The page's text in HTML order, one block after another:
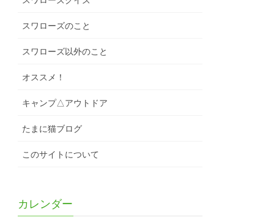
スワローズのこと
スワローズ以外のこと
オススメ！
キャンプ△アウトドア
たまに猫ブログ
このサイトについて
カレンダー